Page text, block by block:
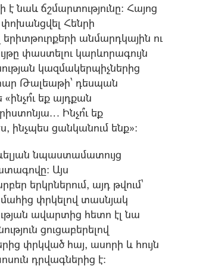
է նաև ճշմարտությունը: Հայոց
Հենրի
երիտթուրքերի անմարդկային ու
փաստելու կարևորագույն
կազմակերպիչներից
Թալեաթի՝ դեսպան
եք այդքան
Ինչո՞ւ եք
ինչպես ցանկանում ենք»:
նպաստամատույց
Այս
երկրներում, այդ թվում`
փրկելով տասնյակ
ավարտից հետո էլ նա
ցուցաբերելով
փրկված հայ, ասորի և հույն
դրվագներից է: